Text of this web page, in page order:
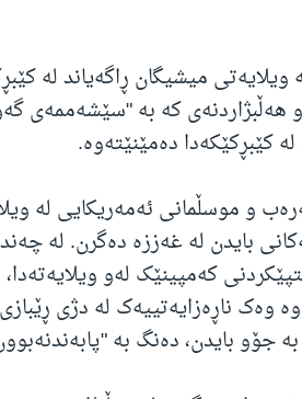
میشیگان ڕاگەیاند لە
هەڵبژاردنەی کە بە "سێشەممەی
و موسڵمانی ئەمەریکایی لە
بایدن لە غەززە دەگرن. لە
کەمپینێک لەو ویلایەتەدا،
وەک ناڕەزایەتییەک لە دژی
جۆو بایدن، دەنگ بە